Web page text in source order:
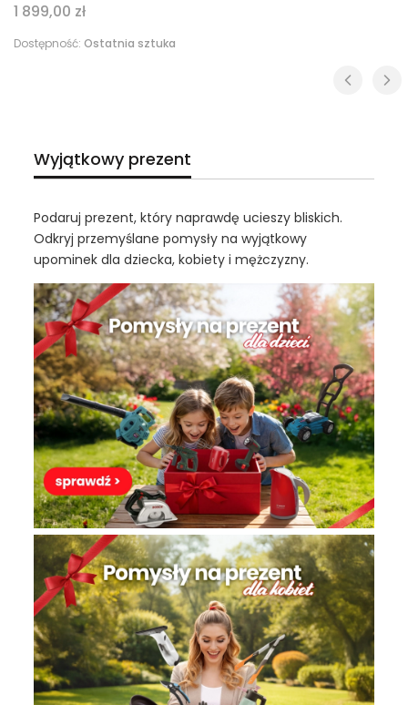
Cena
1 899,00 zł
Dostępność: Ostatnia sztuka
Wyjątkowy prezent
Podaruj prezent, który naprawdę ucieszy bliskich.
Odkryj przemyślane pomysły na wyjątkowy
upominek dla dziecka, kobiety i mężczyzny.